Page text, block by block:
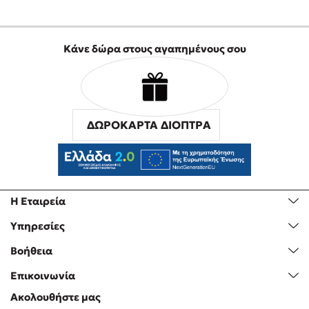
Ο Κώστας Κρομμύδας και η Μαρίνα Γιώτη στη Νικήτη
Ο Στέφανος Ξενάκης στη Χίο
Ο Κώστας Κρομμύδας & η Μαρίνα Γιώτη στο 54o Φεστιβάλ
Βιβλίου στο Πεδίον του Άρεως
54o Φεστιβάλ Βιβλίου στο Πεδίον του Άρεως
Η Εταιρεία
Υπηρεσίες
Βοήθεια
Επικοινωνία
Κάνε δώρα στους αγαπημένους σου
ΔΩΡΟΚΑΡΤΑ ΔΙΟΠΤΡΑ
Ακολουθήστε μας